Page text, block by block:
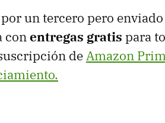
un tercero pero
conentregas gratis para
deAmazon